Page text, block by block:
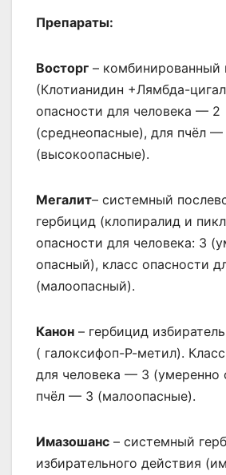
Препараты:
Восторг – комбинированный
(Клотианидин +Лямбда-
опасности для человека — 2
(среднеопасные), для пчёл —
(высокоопасные).
Мегалит– системный
гербицид (клопиралид и
опасности для человека: 3
опасный), класс опасности
(малоопасный).
Канон – гербицид
( галоксифоп-Р-метил).
для человека — 3 (умеренно
пчёл — 3 (малоопасные).
Имазошанс – системный
избирательного действия